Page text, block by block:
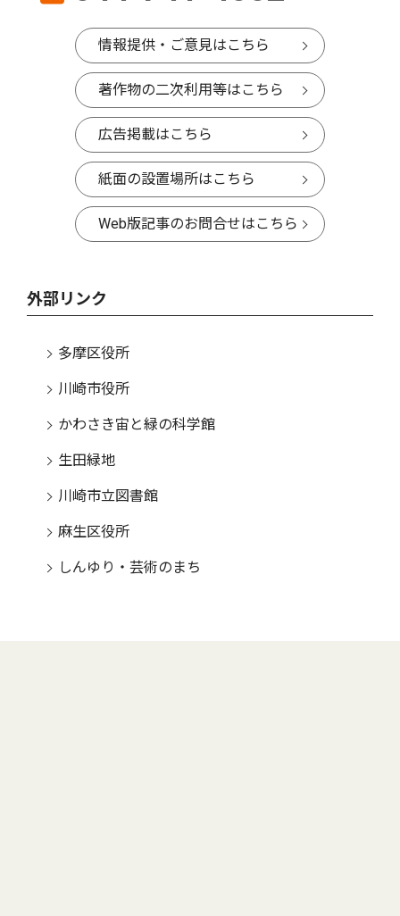
情報提供・ご意見はこちら
著作物の二次利用等はこちら
広告掲載はこちら
紙面の設置場所はこちら
Web版記事のお問合せはこちら
外部リンク
多摩区役所
川崎市役所
かわさき宙と緑の科学館
生田緑地
川崎市立図書館
麻生区役所
しんゆり・芸術のまち